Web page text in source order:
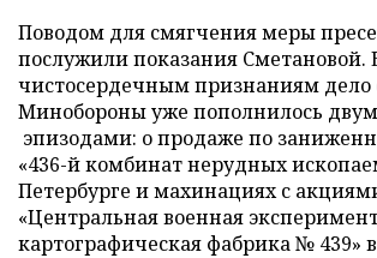
Поводом для смягчения меры
послужили показания Сметановой.
чистосердечным признаниям дело
Минобороны уже пополнилось
эпизодами: о продаже по
«436-й комбинат нерудных
Петербурге и махинациях с
«Центральная военная
картографическая фабрика № 439»